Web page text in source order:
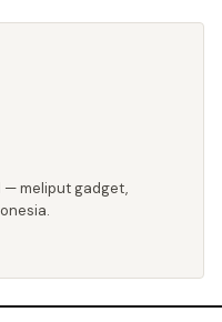
— meliput gadget,